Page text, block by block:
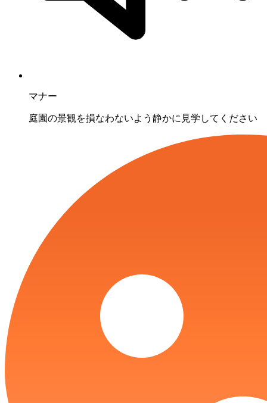
マナー
庭園の景観を損なわないよう静かに見学してください